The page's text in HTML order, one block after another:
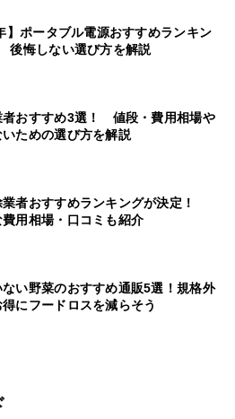
】ポータブル電源おすすめランキン
後悔しない選び方を解説
者おすすめ3選！ 値段・費用相場や
ための選び方を解説
業者おすすめランキングが決定！
用相場・口コミも紹介
ない野菜のおすすめ通販5選！規格外
にフードロスを減らそう